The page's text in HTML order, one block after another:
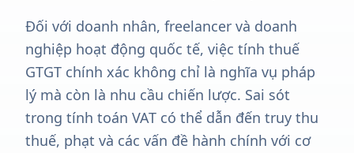
Đối với doanh nhân, freelancer và doanh
nghiệp hoạt động quốc tế, việc tính thuế
GTGT chính xác không chỉ là nghĩa vụ pháp
lý mà còn là nhu cầu chiến lược. Sai sót
trong tính toán VAT có thể dẫn đến truy thu
thuế, phạt và các vấn đề hành chính với cơ